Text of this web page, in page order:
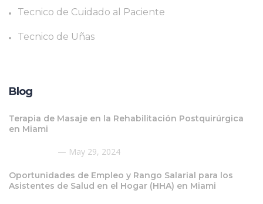
Tecnico de Cuidado al Paciente
Tecnico de Uñas
Blog
Terapia de Masaje en la Rehabilitación Postquirúrgica
en Miami
May 29, 2024
Oportunidades de Empleo y Rango Salarial para los
Asistentes de Salud en el Hogar (HHA) en Miami